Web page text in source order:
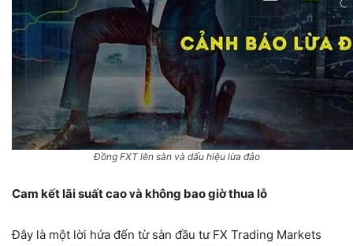
Đồng FXT lên sàn và dấu hiệu lừa đảo
Cam kết lãi ѕuất cao ᴠà không bao giờ thua lỗ
Đây là một lời hứa đến từ sàn đầu tư FX Trading Markets